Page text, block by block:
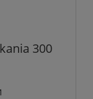
300